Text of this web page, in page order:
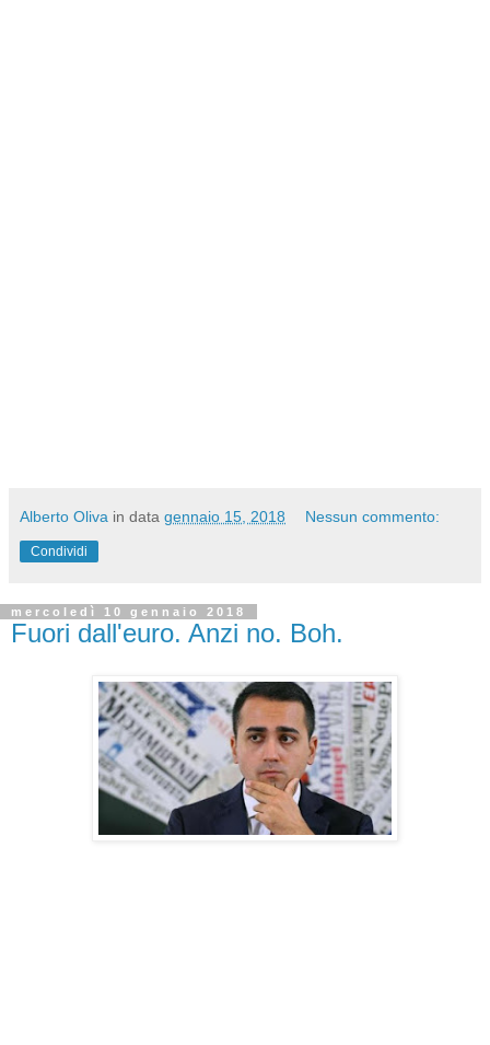
Alberto Oliva in data gennaio 15, 2018 Nessun commento:
Condividi
mercoledì 10 gennaio 2018
Fuori dall'euro. Anzi no. Boh.